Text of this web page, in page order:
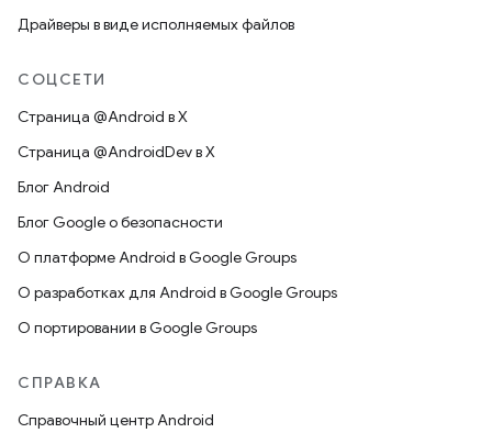
Драйверы в виде исполняемых файлов
СОЦСЕТИ
Страница @Android в X
Страница @AndroidDev в X
Блог Android
Блог Google о безопасности
О платформе Android в Google Groups
О разработках для Android в Google Groups
О портировании в Google Groups
СПРАВКА
Справочный центр Android